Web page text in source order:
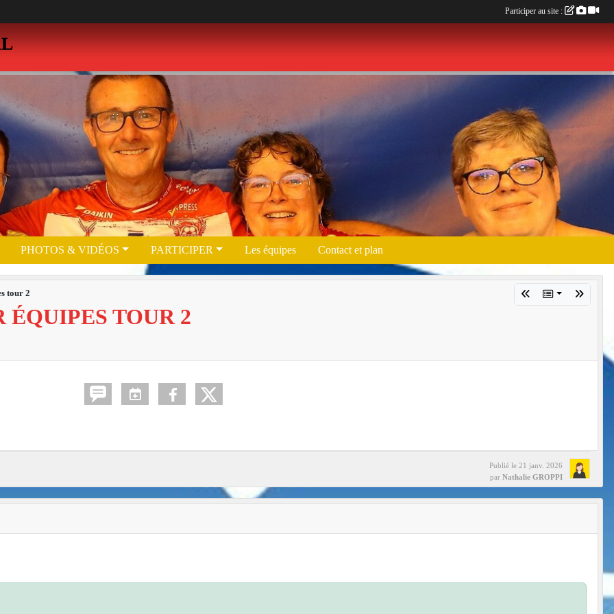
PHOTOS & VIDÉOS PARTICIPER Les équipes Contact et plan
tour 2
TOUR 2
Publié le 21 janv. 2026
par Nathalie GROPPI
Participer au site :